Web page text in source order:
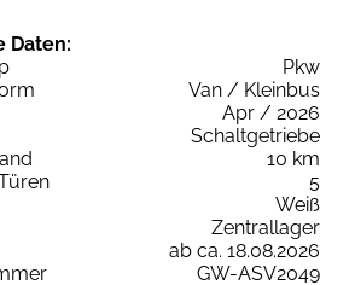
Daten:
Pkw
Van / Kleinbus
Apr / 2026
Schaltgetriebe
10 km
5
Weiß
Zentrallager
ab ca. 18.08.2026
GW-ASV2049